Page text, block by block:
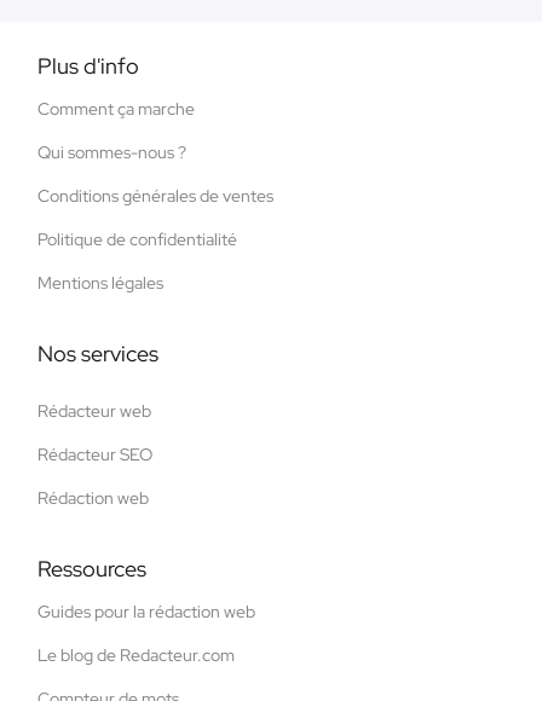
Plus d'info
Comment ça marche
Qui sommes-nous ?
Conditions générales de ventes
Politique de confidentialité
Mentions légales
Nos services
Rédacteur web
Rédacteur SEO
Rédaction web
Ressources
Guides pour la rédaction web
Le blog de Redacteur.com